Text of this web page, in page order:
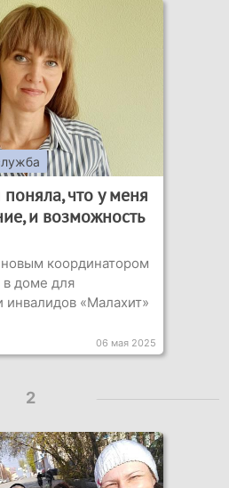
что у меня
и возможность
координатором
доме для
инвалидов «Малахит»
06 мая 2025
2